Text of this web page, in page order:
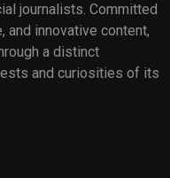
journalists. Committed
and innovative content,
a distinct
and curiosities of its